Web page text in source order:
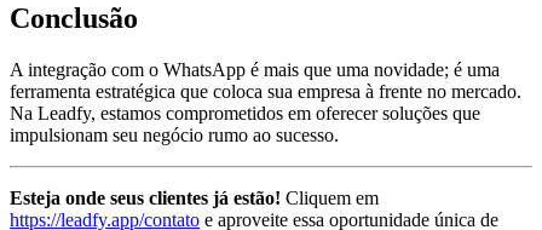
Conclusão
A integração com o WhatsApp é mais que uma novidade; é uma
ferramenta estratégica que coloca sua empresa à frente no mercado.
Na Leadfy, estamos comprometidos em oferecer soluções que
impulsionam seu negócio rumo ao sucesso.
Esteja onde seus clientes já estão! Cliquem em
https://leadfy.app/contato e aproveite essa oportunidade única de